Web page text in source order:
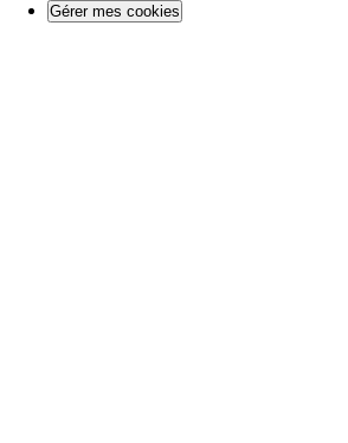
Gérer mes cookies